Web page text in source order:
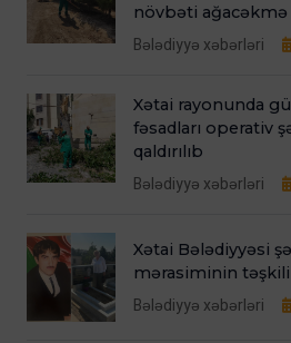
növbəti ağacəkmə
keçirib
Bələdiyyə xəbərləri
Xətai rayonunda
fəsadları operativ
qaldırılıb
Bələdiyyə xəbərləri
Xətai Bələdiyyəsi
mərasiminin
Bələdiyyə xəbərləri